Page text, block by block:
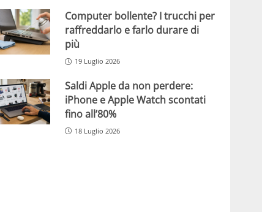
Computer bollente? I trucchi per
raffreddarlo e farlo durare di
più
19 Luglio 2026
Saldi Apple da non perdere:
iPhone e Apple Watch scontati
fino all’80%
18 Luglio 2026